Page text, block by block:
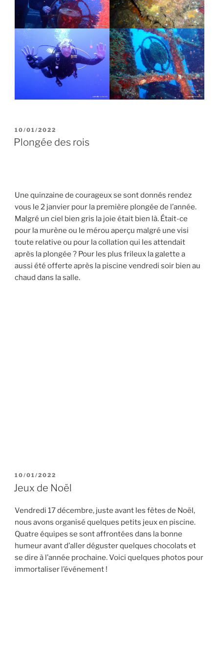
PUBLIÉ
LE
10/01/2022
Plongée des rois
Une quinzaine de courageux se sont donnés rendez
vous le 2 janvier pour la première plongée de l’année.
Malgré un ciel bien gris la joie était bien là. Était-ce
pour la murène ou le mérou aperçu malgré une visi
toute relative ou pour la collation qui les attendait
après la plongée ? Pour les plus frileux la galette a
aussi été offerte après la piscine vendredi soir bien au
chaud dans la salle.
PUBLIÉ
LE
10/01/2022
Jeux de Noël
Vendredi 17 décembre, juste avant les fêtes de Noël,
nous avons organisé quelques petits jeux en piscine.
Quatre équipes se sont affrontées dans la bonne
humeur avant d’aller déguster quelques chocolats et
se dire à l’année prochaine. Voici quelques photos pour
immortaliser l’événement !